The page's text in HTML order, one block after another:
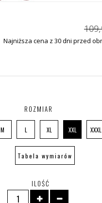
Najniższa cena z 30 dni przed
ROZMIAR
M L XL XXL XXXL
Tabela wymiarów
ILOŚĆ